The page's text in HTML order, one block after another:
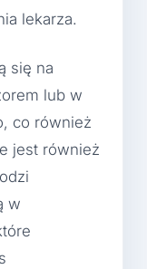
lekarza.
się na
lub w
co również
jest również
w